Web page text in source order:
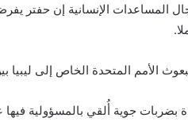
المساعدات الإنسانية إن حفتر
الأمم المتحدة الخاص إلى ليبيا
بضربات جوية أُلقي بالمسؤولية